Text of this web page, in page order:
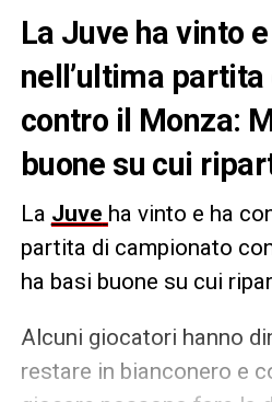
La Juve ha vinto
nell’ultima
contro il Monza:
buone su cui
La Juve ha vinto e ha
partita di campionato
ha basi buone su cui
Alcuni giocatori hanno
restare in bianconero e